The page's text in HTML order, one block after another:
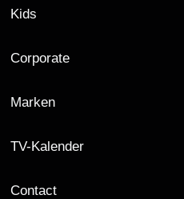
Kids
Corporate
Marken
TV-Kalender
Contact